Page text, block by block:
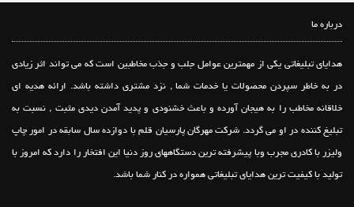
درباره ما
هدایای تبلیغاتی یکی از مهمترین عوامل جلب و جذب مخاطبین است که می تواند اثر زیادی
در به خاطر سپردن محصولات یا خدمات شما , نزد مشتری داشته باشد. ارائه هدیه ای
خلاقانه مخاطب را به هیجان آورده و باعث خشنودی و پدید آمدن دیدی مثبت , نسبت به
تبلیغ کننده در او می گردد. شرکت مهرگان پارسیان قلم با دوازده سال سابقه در امور چاپ
ولیزر با کادری مجرب وبا پیشرفته ترین دستگاههای روز دنیا این افتخار را دارد که امروز با
تولید با کیفیت ترین هدایای تبلیغاتی همواره در کنار شما باشد.